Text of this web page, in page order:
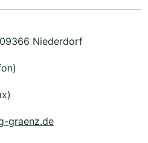
Niederdorf
graenz.de